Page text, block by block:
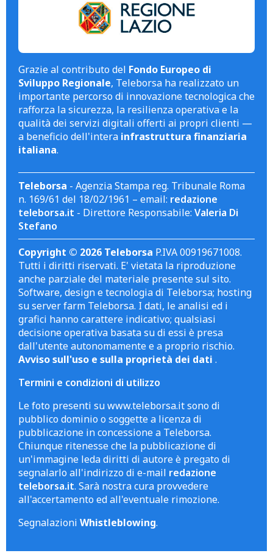
Grazie al contributo del Fondo Europeo di
Sviluppo Regionale, Teleborsa ha realizzato un
importante percorso di innovazione tecnologica che
rafforza la sicurezza, la resilienza operativa e la
qualità dei servizi digitali offerti ai propri clienti —
a beneficio dell'intera infrastruttura finanziaria
italiana.
Teleborsa - Agenzia Stampa reg. Tribunale Roma
n. 169/61 del 18/02/1961 – email: redazione
teleborsa.it - Direttore Responsabile: Valeria Di
Stefano
Copyright © 2026 Teleborsa P.IVA 00919671008.
Tutti i diritti riservati. E' vietata la riproduzione
anche parziale del materiale presente sul sito.
Software, design e tecnologia di Teleborsa; hosting
su server farm Teleborsa. I dati, le analisi ed i
grafici hanno carattere indicativo; qualsiasi
decisione operativa basata su di essi è presa
dall'utente autonomamente e a proprio rischio.
Avviso sull'uso e sulla proprietà dei dati .
Termini e condizioni di utilizzo
Le foto presenti su www.teleborsa.it sono di
pubblico dominio o soggette a licenza di
pubblicazione in concessione a Teleborsa.
Chiunque ritenesse che la pubblicazione di
un'immagine leda diritti di autore è pregato di
segnalarlo all'indirizzo di e-mail redazione
teleborsa.it. Sarà nostra cura provvedere
all'accertamento ed all'eventuale rimozione.
Segnalazioni Whistleblowing.